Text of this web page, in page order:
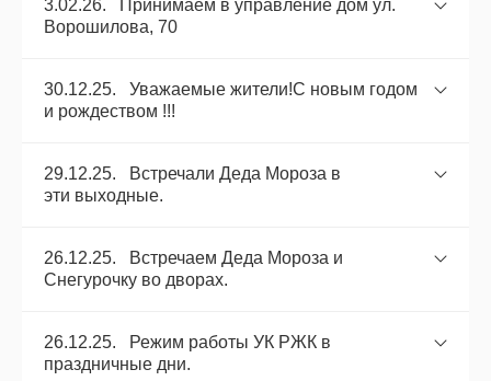
3.02.26. Принимаем в управление дом ул.
Ворошилова, 70
30.12.25. Уважаемые жители!С новым годом
и рождеством !!!
29.12.25. Встречали Деда Мороза в
эти выходные.
26.12.25. Встречаем Деда Мороза и
Снегурочку во дворах.
26.12.25. Режим работы УК РЖК в
праздничные дни.